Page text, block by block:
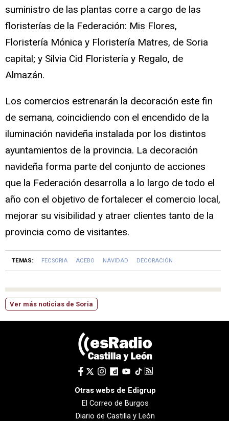
suministro de las plantas corre a cargo de las
floristerías de la Federación: Mis Flores,
Floristería Mónica y Floristería Matres, de Soria
capital; y Silvia Cid Floristería y Regalo, de
Almazán.
Los comercios estrenarán la decoración este fin
de semana, coincidiendo con el encendido de la
iluminación navideña instalada por los distintos
ayuntamientos de la provincia. La decoración
navideña forma parte del conjunto de acciones
que la Federación desarrolla a lo largo de todo el
año con el objetivo de fortalecer el comercio local,
mejorar su visibilidad y atraer clientes tanto de la
provincia como de visitantes.
TEMAS: FECSORIA ACEBO NAVIDAD DECORACIÓN
Ver más noticias de Soria
Otras webs de Edigrup
El Correo de Burgos
Diario de Castilla y León